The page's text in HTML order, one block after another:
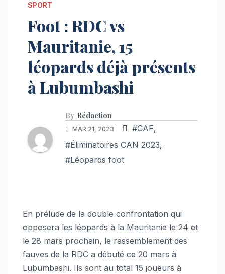
SPORT
Foot : RDC vs
Mauritanie, 15
léopards déjà présents
à Lubumbashi
By Rédaction
MAR 21, 2023 #CAF,
#Éliminatoires CAN 2023,
#Léopards foot
En prélude de la double confrontation qui
opposera les léopards à la Mauritanie le 24 et
le 28 mars prochain, le rassemblement des
fauves de la RDC a débuté ce 20 mars à
Lubumbashi. Ils sont au total 15 joueurs à